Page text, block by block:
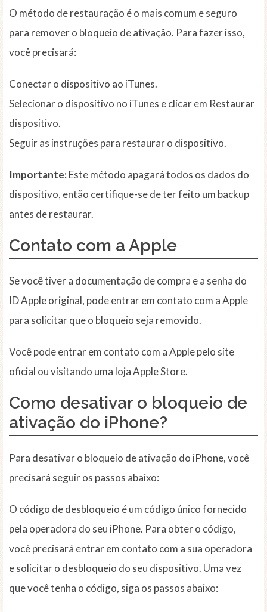
O método de restauração é o mais comum e seguro
para remover o bloqueio de ativação. Para fazer isso,
você precisará:
Conectar o dispositivo ao iTunes.
Selecionar o dispositivo no iTunes e clicar em Restaurar
dispositivo.
Seguir as instruções para restaurar o dispositivo.
Importante:Este método apagará todos os dados do
dispositivo, então certifique-se de ter feito um backup
antes de restaurar.
Contato com a Apple
Se você tiver a documentação de compra e a senha do
ID Apple original, pode entrar em contato com a Apple
para solicitar que o bloqueio seja removido.
Você pode entrar em contato com a Apple pelo site
oficial ou visitando uma loja Apple Store.
Como desativar o bloqueio de
ativação do iPhone?
Para desativar o bloqueio de ativação do iPhone, você
precisará seguir os passos abaixo:
O código de desbloqueio é um código único fornecido
pela operadora do seu iPhone. Para obter o código,
você precisará entrar em contato com a sua operadora
e solicitar o desbloqueio do seu dispositivo. Uma vez
que você tenha o código, siga os passos abaixo: